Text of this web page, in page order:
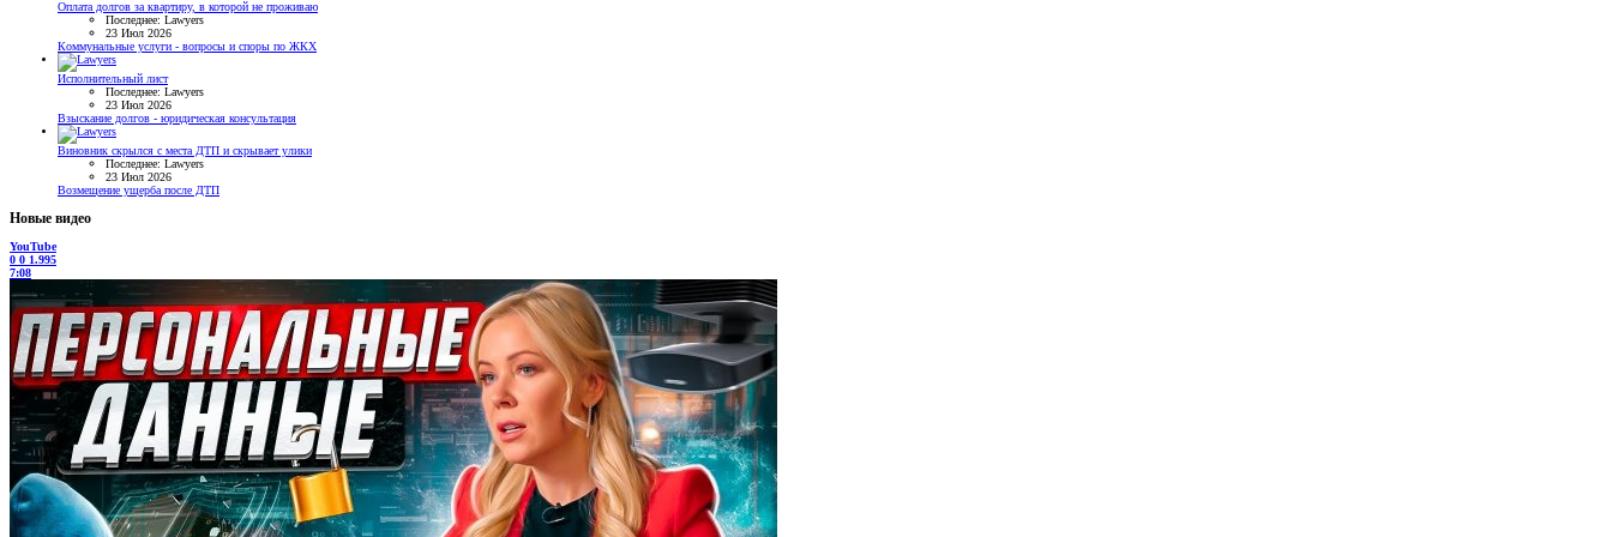
Оплата долгов за квартиру, в которой не проживаю
Последнее: Lawyers
23 Июл 2026
Коммунальные услуги - вопросы и споры по ЖКХ
Исполнительный лист
Последнее: Lawyers
23 Июл 2026
Взыскание долгов - юридическая консультация
Виновник скрылся с места ДТП и скрывает улики
Последнее: Lawyers
23 Июл 2026
Возмещение ущерба после ДТП
Новые видео
YouTube
0 0 1.995
7:08